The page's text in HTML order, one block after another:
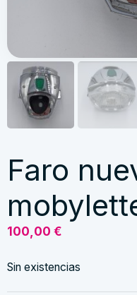
Faro
100,00 €
Sin existencias